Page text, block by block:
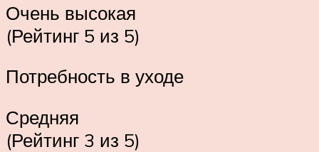
Очень высокая
(Рейтинг 5 из 5)
Потребность в уходе
Средняя
(Рейтинг 3 из 5)